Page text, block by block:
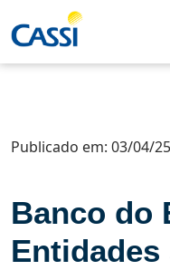
Publicado em: 03/04/25
Banco do
Entidades